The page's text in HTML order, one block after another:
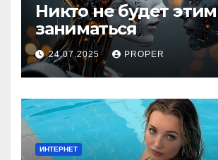
Никто не будет этим
заниматься
24.07.2025 PROPER
ИНТЕРНЕТ